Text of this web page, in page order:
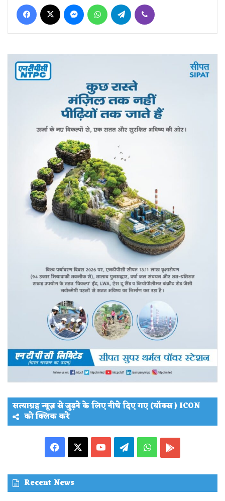
Facebook Messenger WhatsApp Telegram
सत्याग्रह न्यूज़ से जुड़ने के लिए नीचे दिए गए (बॉक्स ) ICON
को क्लिक करे
Facebook YouTubeTelegramWhatsApp
Recent News